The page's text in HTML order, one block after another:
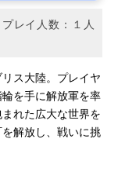
レイ人数：１人
ス大陸。プレイヤ
を手に解放軍を率
れた広大な世界を
解放し、戦いに挑